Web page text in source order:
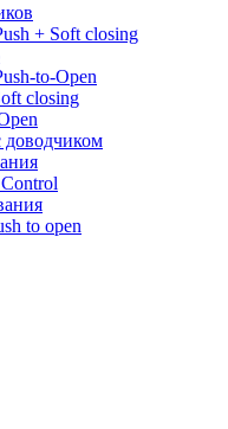
+ Soft closing
to-Open
closing
to open